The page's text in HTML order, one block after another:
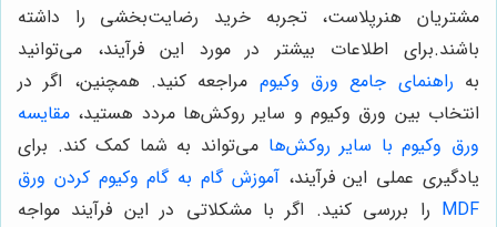
مشتریان هنرپلاست، تجربه خرید رضایت‌بخشی را داشته
باشند.برای اطلاعات بیشتر در مورد این فرآیند، می‌توانید
به راهنمای جامع ورق وکیوم مراجعه کنید. همچنین، اگر در
انتخاب بین ورق وکیوم و سایر روکش‌ها مردد هستید، مقایسه
ورق وکیوم با سایر روکش‌ها می‌تواند به شما کمک کند. برای
یادگیری عملی این فرآیند، آموزش گام به گام وکیوم کردن ورق
MDF را بررسی کنید. اگر با مشکلاتی در این فرآیند مواجه